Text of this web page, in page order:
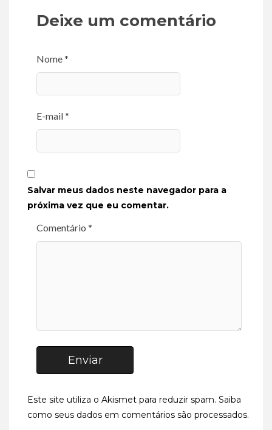
Deixe um comentário
Nome *
E-mail *
Salvar meus dados neste navegador para a
próxima vez que eu comentar.
Comentário *
Enviar
Este site utiliza o Akismet para reduzir spam. Saiba
como seus dados em comentários são processados.